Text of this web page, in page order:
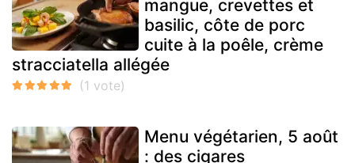
mangue, crevettes et
basilic, côte de porc
cuite à la poêle, crème
stracciatella allégée
Menu végétarien, 5 août
: des cigares